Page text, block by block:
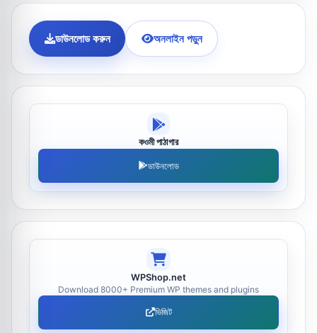
ডাউনলোড করুন অনলাইন পড়ুন
কওমী পাঠাগার
ডাউনলোড
WPShop.net
Download 8000+ Premium WP themes and plugins
ভিজিট